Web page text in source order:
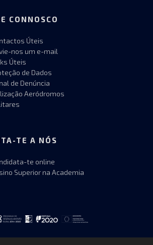
CONNOSCO
Úteis
nos um e-mail
Úteis
de Dados
de Denúncia
Aeródromos
TE A NÓS
te online
Superior na Academia